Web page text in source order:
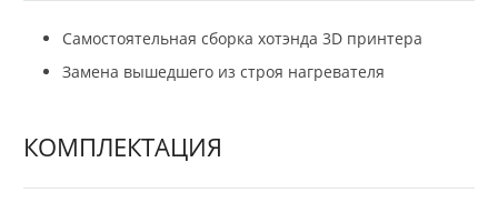
Самостоятельная сборка хотэнда 3D принтера
Замена вышедшего из строя нагревателя
КОМПЛЕКТАЦИЯ